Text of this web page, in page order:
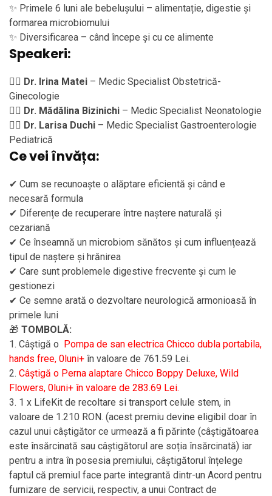
✨ Primele 6 luni ale bebelușului – alimentație, digestie și
formarea microbiomului
✨ Diversificarea – când începe și cu ce alimente
Speakeri:
👩‍⚕️ Dr. Irina Matei – Medic Specialist Obstetrică-
Ginecologie
👩‍⚕️ Dr. Mădălina Bizinichi – Medic Specialist Neonatologie
👩‍⚕️ Dr. Larisa Duchi – Medic Specialist Gastroenterologie
Pediatrică
Ce vei învăța:
✔ Cum se recunoaște o alăptare eficientă și când e
necesară formula
✔ Diferențe de recuperare între naștere naturală și
cezariană
✔ Ce înseamnă un microbiom sănătos și cum influențează
tipul de naștere și hrănirea
✔ Care sunt problemele digestive frecvente și cum le
gestionezi
✔ Ce semne arată o dezvoltare neurologică armonioasă în
primele luni
🎁 TOMBOLĂ:
1. Câștigă o Pompa de san electrica Chicco dubla portabila,
hands free, 0luni+ în valoare de 761.59 Lei.
2. Câștigă o Perna alaptare Chicco Boppy Deluxe, Wild
Flowers, 0luni+ în valoare de 283.69 Lei.
3. 1 x LifeKit de recoltare si transport celule stem, in
valoare de 1.210 RON. (acest premiu devine eligibil doar în
cazul unui câștigător ce urmează a fi părinte (câștigătoarea
este însărcinată sau câștigătorul are soția însărcinată) iar
pentru a intra în posesia premiului, câștigătorul înțelege
faptul că premiul face parte integrantă dintr-un Acord pentru
furnizare de servicii, respectiv, a unui Contract de